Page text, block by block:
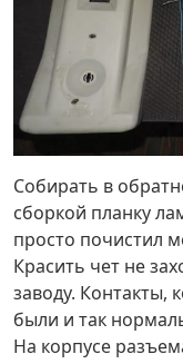
Собирать в
сборкой планку
просто почистил
Красить чет не
заводу. Контакты,
были и так
На корпусе